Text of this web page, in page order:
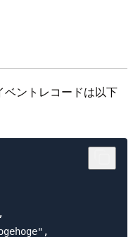
ベントレコードは以下